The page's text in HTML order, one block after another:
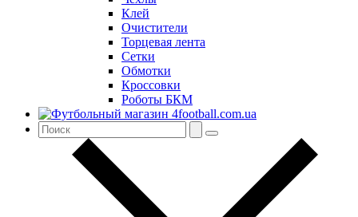
Клей
Очистители
Торцевая лента
Сетки
Обмотки
Кроссовки
Роботы БКМ